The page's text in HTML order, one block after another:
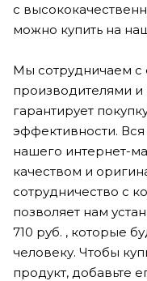
с
можно купить на
Мы сотрудничаем
производителями и
гарантирует
эффективности.
нашего интернет-
качеством и
сотрудничество с
позволяет нам
710 руб. , которые
человеку. Чтобы
продукт, добавьте